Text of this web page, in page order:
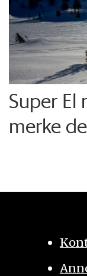
Super El
merke